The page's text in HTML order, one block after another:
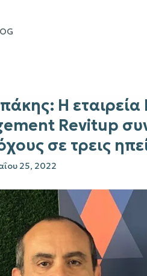
Η εταιρεία
Revitup
σε τρεις
25, 2022